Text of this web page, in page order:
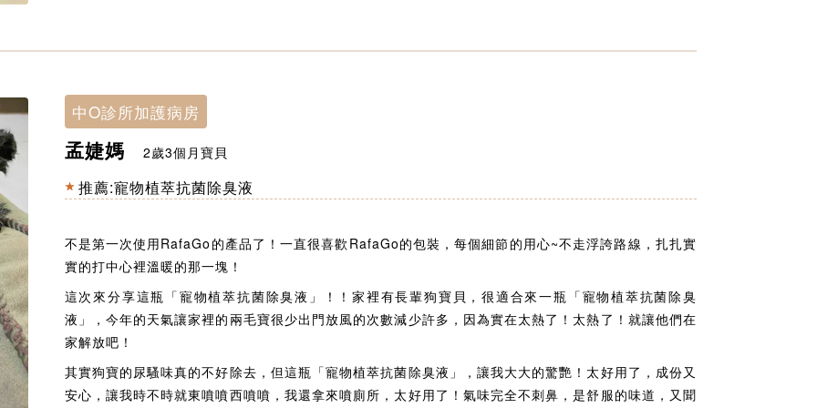
中O診所加護病房
孟婕媽 2歲3個月寶貝
推薦:寵物植萃抗菌除臭液
不是第一次使用RafaGo的產品了！一直很喜歡RafaGo的包裝，每個細節的用心~不走浮誇​路線，扎扎實
實的打中心裡溫暖的那一塊！
這次來分享這瓶「寵物植萃抗菌除臭液」！！家裡有長輩狗寶貝，很適合來一瓶「寵物植萃抗菌除臭
液」，今年的天氣讓家裡的兩毛寶很少出門放風的次數減少許多，因為實在太熱了！太熱了！就讓他們在
家解放吧！
其實狗寶的尿騷味真的不好除去，但這瓶「寵物植萃抗菌除臭液」，讓我大大的驚艷！太好用了，成份又
安心，讓我時不時就東噴噴西噴噴，我還拿來噴廁所，太好用了！氣味完全不刺鼻，是舒服的味道，又聞